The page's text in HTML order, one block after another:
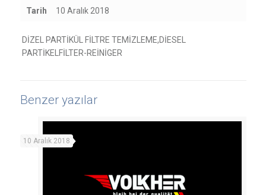
Tarih 10 Aralık 2018
DİZEL PARTİKÜL FİLTRE TEMİZLEME,DİESEL
PARTİKELFİLTER-REİNİGER
Benzer yazılar
10 Aralık 2018